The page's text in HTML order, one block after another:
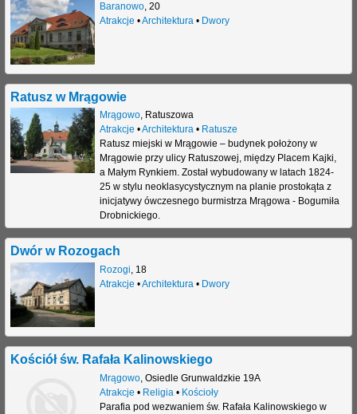
Baranowo, 20
Atrakcje •Architektura• Dwory
Ratusz w Mrągowie
Mrągowo, Ratuszowa
Atrakcje •Architektura• Ratusze
Ratusz miejski w Mrągowie – budynek położony w
Mrągowie przy ulicy Ratuszowej, między Placem Kajki,
a Małym Rynkiem. Został wybudowany w latach 1824-
25 w stylu neoklasycystycznym na planie prostokąta z
inicjatywy ówczesnego burmistrza Mrągowa - Bogumiła
Drobnickiego.
Dwór w Rozogach
Rozogi, 18
Atrakcje •Architektura• Dwory
Kościół św. Rafała Kalinowskiego
Mrągowo, Osiedle Grunwaldzkie 19A
Atrakcje • Religia• Kościoły
Parafia pod wezwaniem św. Rafała Kalinowskiego w